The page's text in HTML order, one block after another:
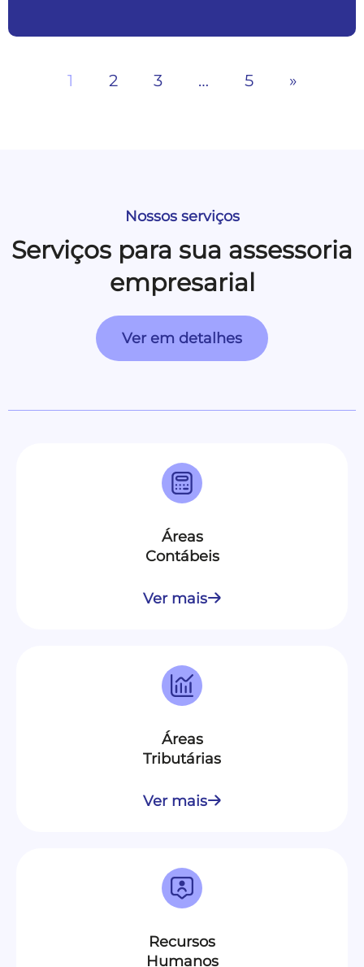
1 2 3 … 5 »
Nossos serviços
Serviços para sua assessoria
empresarial
Ver em detalhes
Áreas
Contábeis
Ver mais
Áreas
Tributárias
Ver mais
Recursos
Humanos